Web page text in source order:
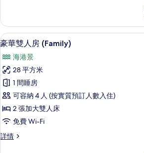
缸
(3
Twin
Beds)
的
相
片
房,
浴
缸
Twin
Beds)
詳
情
載
入
所
有
豪
華
雙
人
房
2
豪華雙人房 (Family)
海港景
28 平方米
1 間睡房
可容納 4 人 (按實質預訂人數入住)
2 張加大雙人床
免費 Wi-Fi
詳情
豪